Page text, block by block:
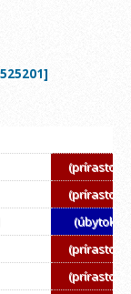
(prírastok)
(prírastok)
(úbytok)
(prírastok)
(prírastok)